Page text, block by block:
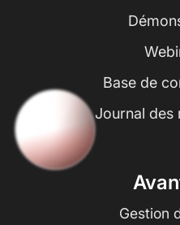
Base de
Journal des
Gestion